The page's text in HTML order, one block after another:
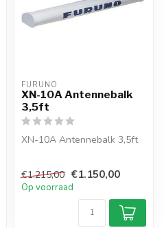
FURUNO
XN-10A Antennebalk
3,5ft
XN-10A Antennebalk 3,5ft
€1.215,00 €1.150,00
Op voorraad